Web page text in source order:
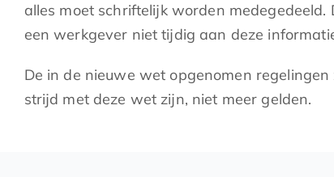
alles moet schriftelijk worden
een werkgever niet tijdig aan deze
De in de nieuwe wet opgenomen
strijd met deze wet zijn, niet meer gelden.